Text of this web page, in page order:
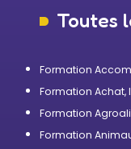
Toutes
Formation
Formation
Formation
Formation